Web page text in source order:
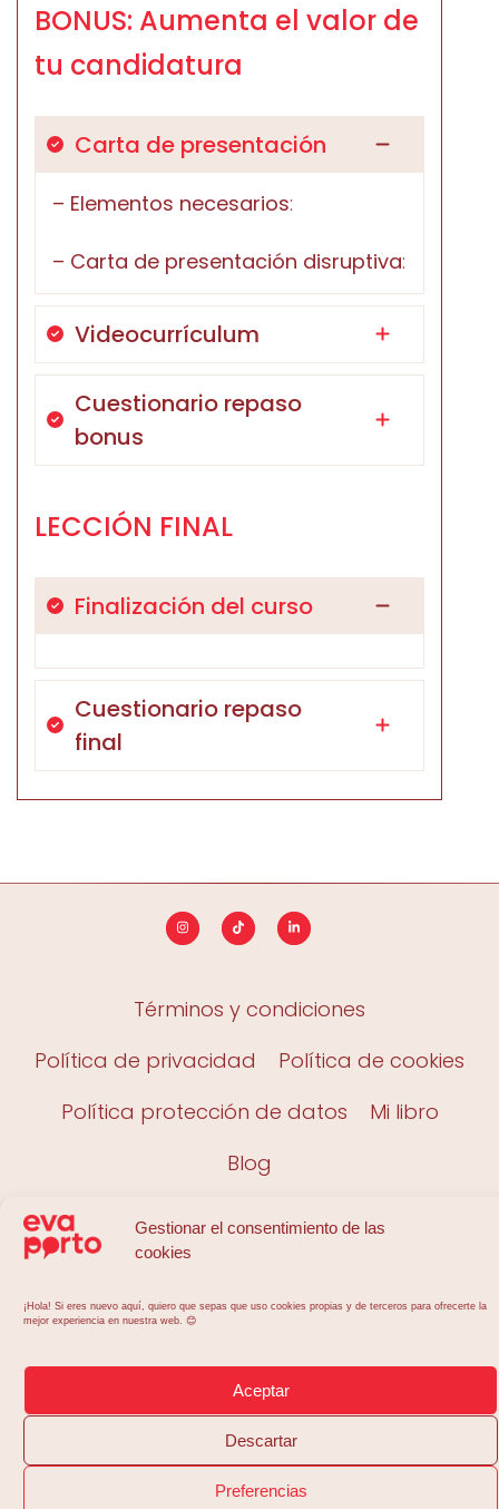
Gestionar el consentimiento de las
cookies
¡Hola! Si eres nuevo aquí, quiero que sepas que uso cookies propias y de terceros para ofrecerte la
mejor experiencia en nuestra web. 😊
Aceptar
Descartar
Preferencias
BONUS: Aumenta el valor de
tu candidatura
Carta de presentación
– Elementos necesarios:
– Carta de presentación disruptiva:
Videocurrículum
Cuestionario repaso
bonus
LECCIÓN FINAL
Finalización del curso
Cuestionario repaso
final
Términos y condiciones
Política de privacidad
Política de cookies
Política protección de datos
Mi libro
Blog
Copyright © 2023 Eva Porto